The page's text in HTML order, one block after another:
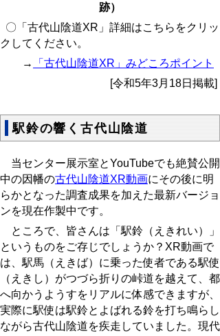
跡）
〇「古代山陰道XR」詳細はこちらをクリッ
クしてください。
→
「古代山陰道XR」みどころポイント
[令和5年3月18日掲載]
駅鈴の響く古代山陰道
当センター展示室とYouTubeでも絶賛公開
中の因幡の古代山陰道XR動画にその後に明
らかとなった調査成果を加えた最新バージョ
ンを現在作製中です。
ところで、皆さんは「駅鈴（えきれい）」
というものをご存じでしょうか？ XR動画で
は、駅馬（えきば）に乗った使者である駅使
（えきし）がつづら折りの峠道を越えて、都
へ向かうようすをリアルに体感できますが、
実際に駅使は駅鈴とよばれる鈴を打ち鳴らし
ながら古代山陰道を疾走していました。現代